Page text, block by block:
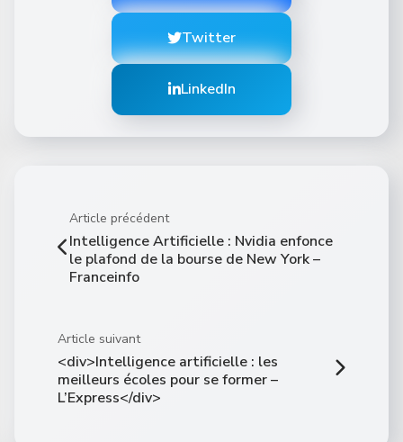
Twitter
LinkedIn
Article précédent
Intelligence Artificielle : Nvidia enfonce
le plafond de la bourse de New York –
Franceinfo
Article suivant
<div>Intelligence artificielle : les
meilleurs écoles pour se former –
L’Express</div>